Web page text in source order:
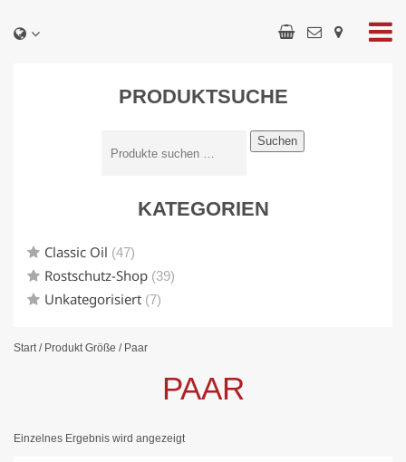
PRODUKTSUCHE
Suchen
KATEGORIEN
Classic Oil (47)
Rostschutz-Shop (39)
Unkategorisiert (7)
Start/ Produkt Größe / Paar
PAAR
Einzelnes Ergebnis wird angezeigt